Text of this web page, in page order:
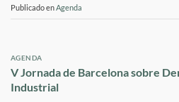
Publicado enAgenda
AGENDA
V Jornada de Barcelona sobre
Industrial